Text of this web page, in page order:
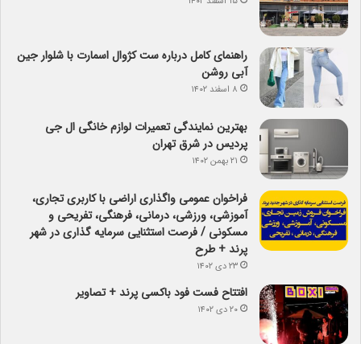
راهنمای کامل درباره ست کژوال اسمارت با شلوار جین
آبی روشن
۸ اسفند ۱۴۰۲
بهترین نمایندگی تعمیرات لوازم خانگی ال جی
پردیس در شرق تهران
۲۱ بهمن ۱۴۰۲
فراخوان عمومی واگذاری اراضی با کاربری تجاری،
آموزشی، ورزشی، درمانی، فرهنگی، تفریحی و
مسکونی / فرصت استثنایی سرمایه گذاری در شهر
پرند + طرح
۲۳ دی ۱۴۰۲
افتتاح فست فود باکسی پرند + تصاویر
۲۰ دی ۱۴۰۲